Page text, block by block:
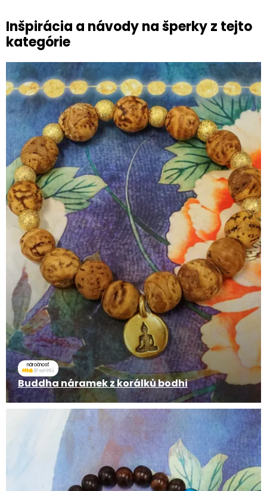
Inšpirácia a návody na šperky z tejto
kategórie
náročnosť
Buddha náramek z korálků bodhi